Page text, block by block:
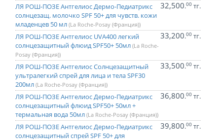
ЛЯ РОШ-ПОЗЕ Антгелиос Дермо-Педиатрикс
солнцезащ. молочко SPF 50+ для чувств. кожи
младенцев 50 мл (La Roche-Posay (Франция))
32,500.00 тг.
ЛЯ РОШ-ПОЗЕ Антгелиос UVA400 легкий
солнцезащитный флюид SPF50+ 50мл (La Roche-
Posay (Франция))
33,200.00 тг.
ЛЯ РОШ-ПОЗЕ Антгелиос Солнцезащитный
ультралегкий спрей для лица и тела SPF30
200мл (La Roche-Posay (Франция))
33,500.00 тг.
ЛЯ РОШ-ПОЗЕ Антгелиос Дермо-Педиатрикс
солнцезащитный флюид SPF50+ 50мл +
термальная вода 50мл (La Roche-Posay (Франция))
36,800.00 тг.
ЛЯ РОШ-ПОЗЕ Антгелиос Дермо-Педиатрикс
солнцезащитный спрей SPF 50+ для
39,800.00 тг.